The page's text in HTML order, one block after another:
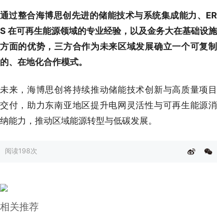
通过整合海博思创先进的储能技术与系统集成能力、ER
S 在可再生能源领域的专业经验，以及金务大在基础设施
方面的优势，三方合作为未来区域发展确立一个可复制
的、在地化合作模式。
未来，海博思创将持续推动储能技术创新与高质量项目
交付，助力东南亚地区提升电网灵活性与可再生能源消
纳能力，推动区域能源转型与低碳发展。
阅读198次
相关推荐